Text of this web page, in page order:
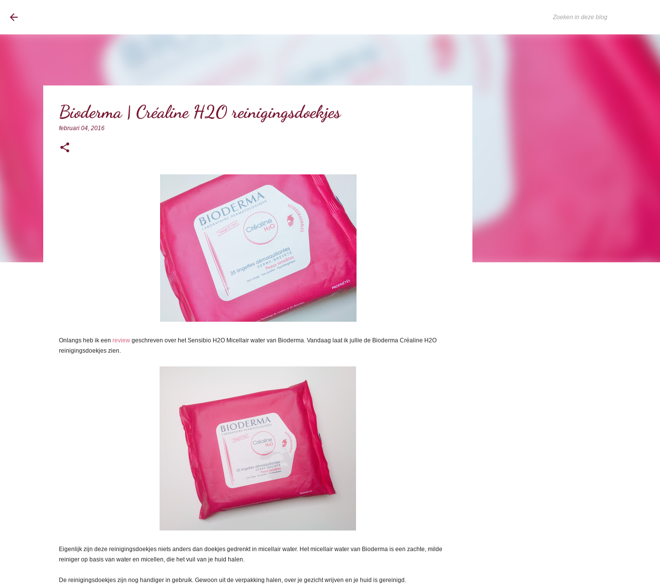
Bioderma | Créaline H2O reinigingsdoekjes
februari 04, 2016
Onlangs heb ik een reviewgeschreven over het Sensibio H2O Micellair water van Bioderma. Vandaag laat ik jullie de Bioderma Créaline H2O
reinigingsdoekjeszien.
Eigenlijk zijn deze reinigingsdoekjes niets anders dan doekjes gedrenkt in micellair water. Het micellair water van Bioderma is een zachte, milde
reiniger op basis van water en micellen, die het vuil van je huid halen.
De reinigingsdoekjes zijn nog handiger in gebruik. Gewoon uit de verpakking halen, over je gezicht wrijven en je huid is gereinigd.